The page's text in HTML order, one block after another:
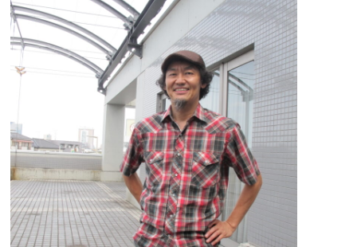
ク
ロ
オ
手
ス
ズ
キ
拓
朗
が
届